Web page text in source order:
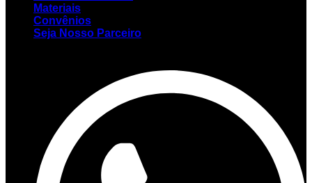
Materiais
Convênios
Seja Nosso Parceiro